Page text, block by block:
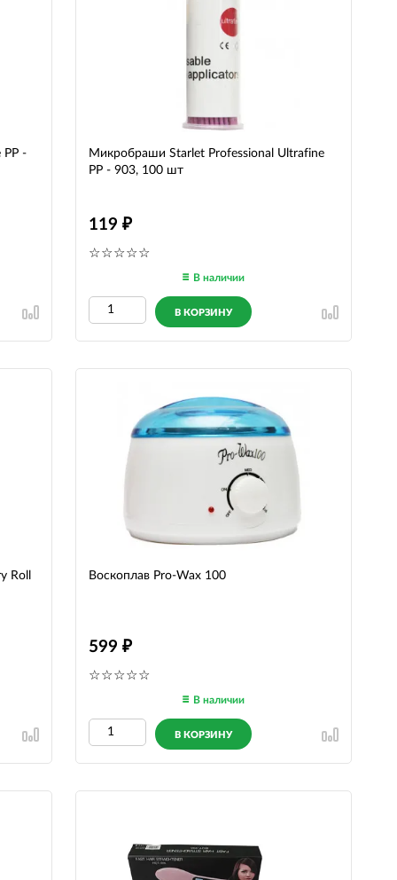
PP -
Микробраши Starlet Professional Ultrafine
PP - 903, 100 шт
119
В наличии
В КОРЗИНУ
Roll Воскоплав Pro-Wax 100
599
В наличии
В КОРЗИНУ